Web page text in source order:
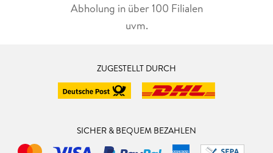
Abholung in über 100 Filialen
uvm.
ZUGESTELLT DURCH
SICHER & BEQUEM BEZAHLEN